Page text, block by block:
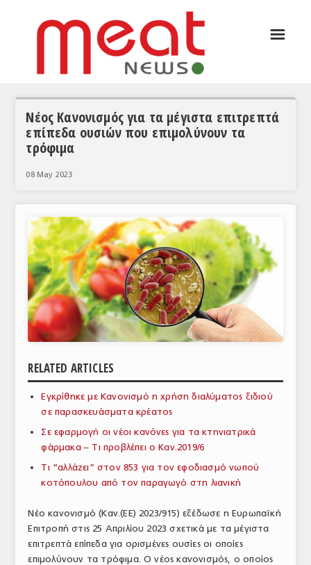
ΣΥΝΕΝΤΕΥΞΕΙΣ
ΚΟΣΜΟΣ
ΕΙΔΗΣΕΙΣ
ΕΥΡΩΠΑΪΚΕΣ ΑΠΟΦΑΣΕΙΣ
ΘΕΜΑΤΑ
ΑΝΑΛΥΣΕΙΣ
ΣΦΑΓΕΙΑ
ΠΡΩΤΕΣ ΥΛΕΣ
ΕΞΟΠΛΙΣΜΟΣ
ΕΜΠΟΡΙΚΟΙ ΑΝΤΙΠΡΟΣΩΠΟΙ
ΝΟΜΟΘΕΣΙΑ
☰
Νέος Κανονισμός για τα μέγιστα επιτρεπτά
επίπεδα ουσιών που επιμολύνουν τα
τρόφιμα
08 May 2023
RELATED ARTICLES
Εγκρίθηκε με Κανονισμό η χρήση διαλύματος ξιδιού
σε παρασκευάσματα κρέατος
Σε εφαρμογή οι νέοι κανόνες για τα κτηνιατρικά
φάρμακα – Τι προβλέπει ο Καν.2019/6
Τι “αλλάζει” στον 853 για τον εφοδιασμό νωπού
κοτόπουλου από τον παραγωγό στη λιανική
Νέο κανονισμό (Καν.(ΕΕ) 2023/915) εξέδωσε η Ευρωπαϊκή
Επιτροπή στις 25 Απριλίου 2023 σχετικά με τα μέγιστα
επιτρεπτά επίπεδα για ορισμένες ουσίες οι οποίες
επιμολύνουν τα τρόφιμα. Ο νέος κανονισμός, ο οποίος